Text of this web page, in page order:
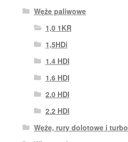
Węże paliwowe
1,0 1KR
1,5HDi
1.4 HDI
1.6 HDI
2.0 HDI
2.2 HDI
Węże, rury dolotowe i turbo